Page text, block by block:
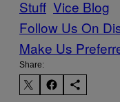
Stuff Vice Blog
Follow Us On
Make Us
Share: